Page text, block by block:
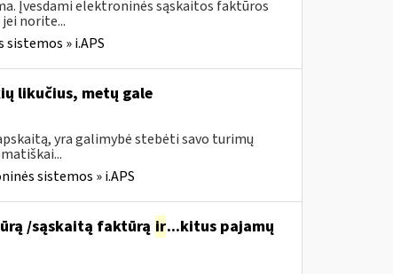
Įvesdami elektroninės sąskaitos faktūros
norite...
» i.APS
likučius, metų gale
yra galimybė stebėti savo turimų
sistemos » i.APS
/sąskaitą faktūrą ir...kitus pajamų